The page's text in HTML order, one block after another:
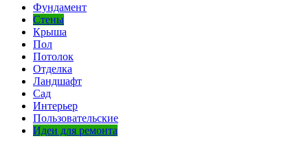
Фундамент
Стены
Крыша
Пол
Потолок
Отделка
Ландшафт
Сад
Интерьер
Пользовательские
Идеи для ремонта